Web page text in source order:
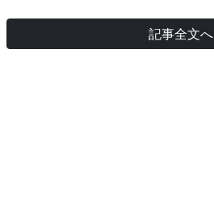
記事全文へ